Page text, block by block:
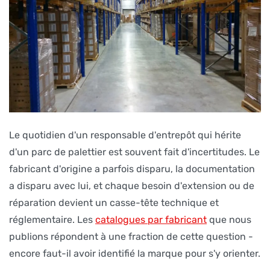
Le quotidien d'un responsable d'entrepôt qui hérite
d'un parc de palettier est souvent fait d'incertitudes. Le
fabricant d'origine a parfois disparu, la documentation
a disparu avec lui, et chaque besoin d'extension ou de
réparation devient un casse-tête technique et
réglementaire. Les catalogues par fabricant que nous
publions répondent à une fraction de cette question -
encore faut-il avoir identifié la marque pour s'y orienter.